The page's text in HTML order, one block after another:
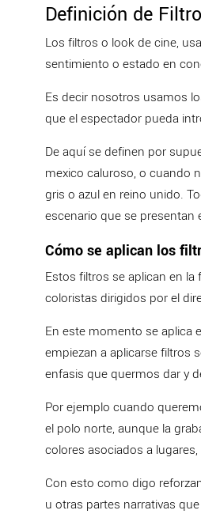
Definición de
Los filtros o look de cine,
sentimiento o estado en
Es decir nosotros usamos
que el espectador pueda
De aquí se definen por
mexico caluroso, o cuando
gris o azul en reino unido.
escenario que se presentan
Cómo se aplican los
Estos filtros se aplican en
coloristas dirigidos por el
En este momento se aplica
empiezan a aplicarse filtros
enfasis que quermos dar y
Por ejemplo cuando
el polo norte, aunque la
colores asociados a
Con esto como digo
u otras partes narrativas